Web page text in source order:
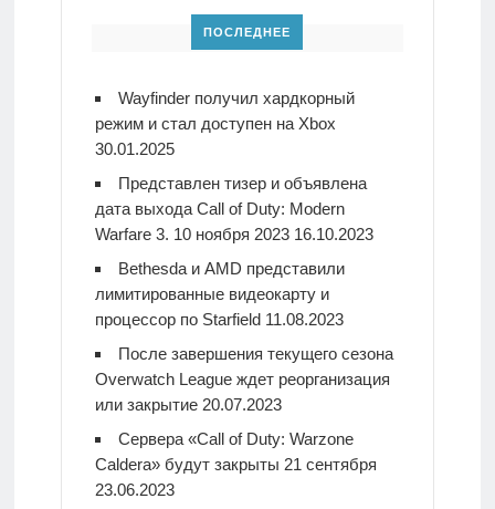
ПОСЛЕДНЕЕ
Wayfinder получил хардкорный
режим и стал доступен на Xbox
30.01.2025
Представлен тизер и объявлена
дата выхода Call of Duty: Modern
Warfare 3. 10 ноября 2023 16.10.2023
Bethesda и AMD представили
лимитированные видеокарту и
процессор по Starfield 11.08.2023
После завершения текущего сезона
Overwatch League ждет реорганизация
или закрытие 20.07.2023
Сервера «Call of Duty: Warzone
Caldera» будут закрыты 21 сентября
23.06.2023